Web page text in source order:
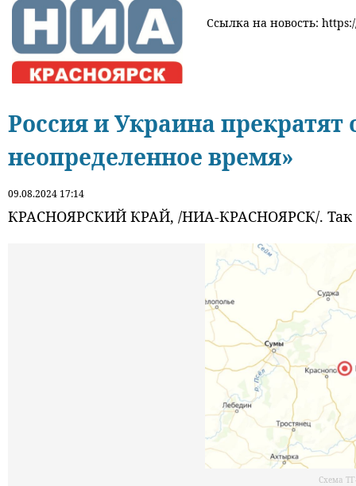
Ссылка на новость:
Россия и Украина
неопределенное время»
09.08.2024 17:14
КРАСНОЯРСКИЙ КРАЙ, /НИА-КРАСНОЯРСК/. Так
Схема